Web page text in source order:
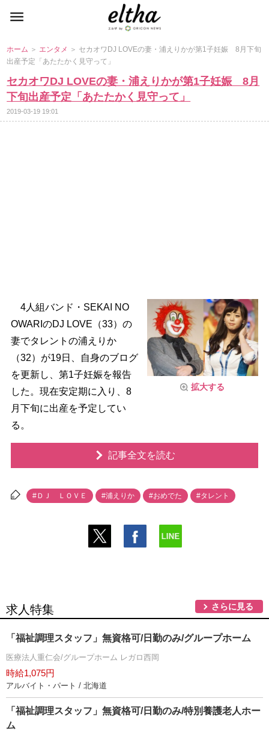
ホーム ＞ エンタメ ＞ セカオワDJ LOVEの妻・浦えりかが第1子妊娠 8月下旬
出産予定「あたたかく見守って」
セカオワDJ LOVEの妻・浦えりかが第1子妊娠 8月
下旬出産予定「あたたかく見守って」
2019-03-19 19:01
拡大する
4人組バンド・SEKAI NO
OWARIのDJ LOVE（33）の
妻でタレントの浦えりか
（32）が19日、自身のブログ
を更新し、第1子妊娠を報告
した。現在安定期に入り、8
月下旬に出産を予定してい
る。
記事全文を読む
#ＤＪ ＬＯＶＥ #浦えりか #おめでた #タレント
求人特集 さらに見る
「福祉調理スタッフ」無資格可/日勤のみ/グループホーム
医療法人重仁会/グループホーム レガロ西岡
時給1,075円
アルバイト・パート / 北海道
「福祉調理スタッフ」無資格可/日勤のみ/特別養護老人ホー
ム